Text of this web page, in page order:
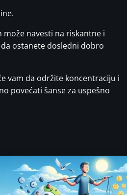
navesti na riskantne i
ostanete dosledni dobro
vam da održite koncentraciju i
povećati šanse za uspešno